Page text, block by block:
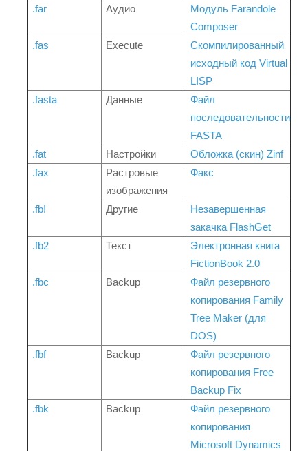
.far
Аудио
Модуль Farandole
Composer
.fas
Execute
Скомпилированный
исходный код Virtual
LISP
.fasta
Данные
Файл
последовательности
FASTA
.fat
Настройки
Обложка (скин) Zinf
.fax
Растровые
изображения
Факс
.fb! Другие
Незавершенная
закачка FlashGet
.fb2
Текст
Электронная книга
FictionBook 2.0
.fbc
Backup
Файл резервного
копирования Family
Tree Maker (для
DOS)
.fbf
Backup
Файл резервного
копирования Free
Backup Fix
.fbk
Backup
Файл резервного
копирования
Microsoft Dynamics